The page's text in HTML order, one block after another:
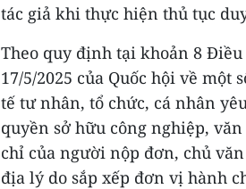
tác giả khi thực hiện thủ tục
Theo quy định tại khoản 8 Điều
17/5/2025 của Quốc hội về
tế tư nhân, tổ chức, cá nhân
quyền sở hữu công nghiệp,
chỉ của người nộp đơn, chủ
địa lý do sắp xếp đơn vị hành